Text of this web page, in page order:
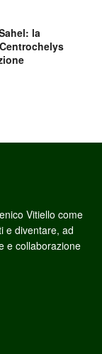
la
Vitiello come
e diventare, ad
e collaborazione